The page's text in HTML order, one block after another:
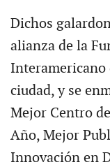
Dichos
alianza de la
Interamericano
ciudad, y se
Mejor Centro
Año, Mejor
Innovación en